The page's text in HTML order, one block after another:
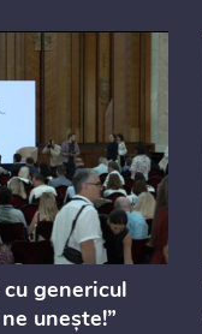
genericul
unește!”